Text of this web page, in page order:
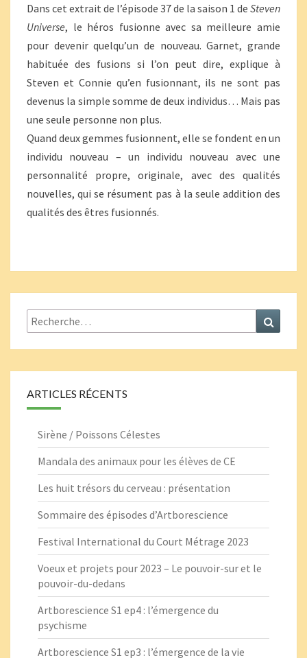
Dans cet extrait de l’épisode 37 de la saison 1 de Steven
Universe, le héros fusionne avec sa meilleure amie
pour devenir quelqu’un de nouveau. Garnet, grande
habituée des fusions si l’on peut dire, explique à
Steven et Connie qu’en fusionnant, ils ne sont pas
devenus la simple somme de deux individus… Mais pas
une seule personne non plus.
Quand deux gemmes fusionnent, elle se fondent en un
individu nouveau – un individu nouveau avec une
personnalité propre, originale, avec des qualités
nouvelles, qui se résument pas à la seule addition des
qualités des êtres fusionnés.
Rechercher :
ARTICLES RÉCENTS
Sirène / Poissons Célestes
Mandala des animaux pour les élèves de CE
Les huit trésors du cerveau : présentation
Sommaire des épisodes d’Artborescience
Festival International du Court Métrage 2023
Voeux et projets pour 2023 – Le pouvoir-sur et le
pouvoir-du-dedans
Artborescience S1 ep4 : l’émergence du
psychisme
Artborescience S1 ep3 : l’émergence de la vie